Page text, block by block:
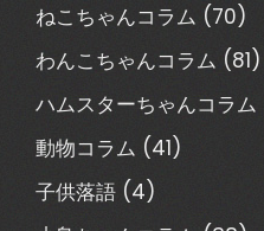
ねこちゃんコラム (70)
わんこちゃんコラム (81)
ハムスターちゃんコラム
動物コラム (41)
子供落語 (4)